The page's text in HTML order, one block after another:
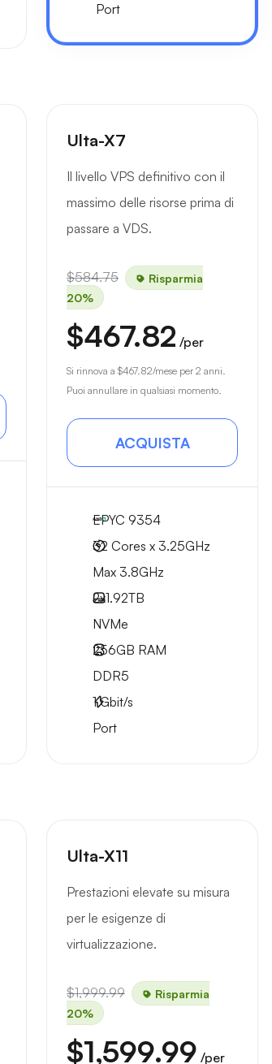
Port
Ulta-X7
Il livello VPS definitivo con il
massimo delle risorse prima di
passare a VDS.
$584.75
Risparmia
20%
$467.82 /per
Si rinnova a $467.82/mese per 2 anni.
Puoi annullare in qualsiasi momento.
ACQUISTA
EPYC 9354
32 Cores x 3.25GHz
Max 3.8GHz
2x1.92TB
NVMe
256GB RAM
DDR5
1Gbit/s
Port
Ulta-X11
Prestazioni elevate su misura
per le esigenze di
virtualizzazione.
$1,999.99
Risparmia
20%
$1,599.99 /per